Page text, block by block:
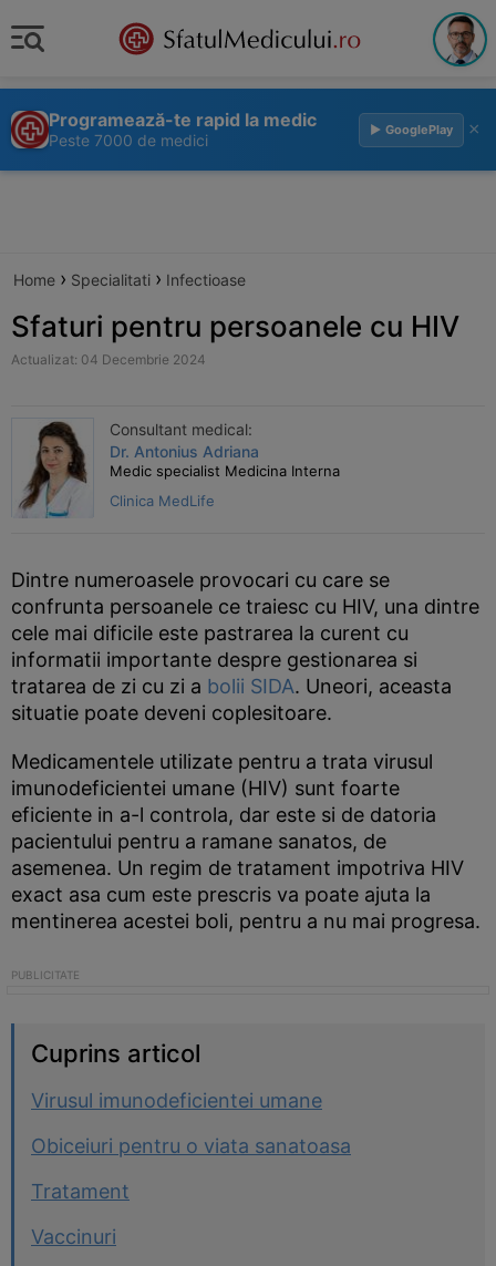
Programează-te rapid la medic
Peste 7000 de medici
▶ GooglePlay ×
Home › Specialitati › Infectioase
Sfaturi pentru persoanele cu HIV
Actualizat: 04 Decembrie 2024
Consultant medical:
Dr. Antonius Adriana
Medic specialist Medicina Interna
Clinica MedLife
Dintre numeroasele provocari cu care se
confrunta persoanele ce traiesc cu HIV, una dintre
cele mai dificile este pastrarea la curent cu
informatii importante despre gestionarea si
tratarea de zi cu zi a bolii SIDA. Uneori, aceasta
situatie poate deveni coplesitoare.
Medicamentele utilizate pentru a trata virusul
imunodeficientei umane (HIV) sunt foarte
eficiente in a-l controla, dar este si de datoria
pacientului pentru a ramane sanatos, de
asemenea. Un regim de tratament impotriva HIV
exact asa cum este prescris va poate ajuta la
mentinerea acestei boli, pentru a nu mai progresa.
Cuprins articol
Virusul imunodeficientei umane
Obiceiuri pentru o viata sanatoasa
Tratament
Vaccinuri